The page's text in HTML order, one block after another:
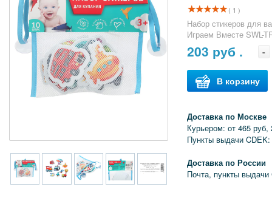
( 1 )
Набор стикеров для
Играем Вместе SWL-
203 руб . -
В корзину
Доставка по Москве
Курьером: от 465 руб,
Пункты выдачи
Доставка по России
Почта, пункты выдачи